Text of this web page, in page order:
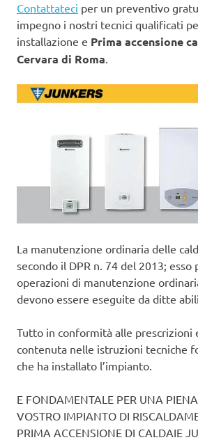
Contattateci per un preventivo
impegno i nostri tecnici qualificati
installazione e Prima accensione
Cervara di Roma.
La manutenzione ordinaria delle
secondo il DPR n. 74 del 2013; esso
operazioni di manutenzione
devono essere eseguite da ditte
Tutto in conformità alle prescrizioni
contenuta nelle istruzioni tecniche
che ha installato l’impianto.
E FONDAMENTALE PER UNA
VOSTRO IMPIANTO DI
PRIMA ACCENSIONE DI CALDAIE